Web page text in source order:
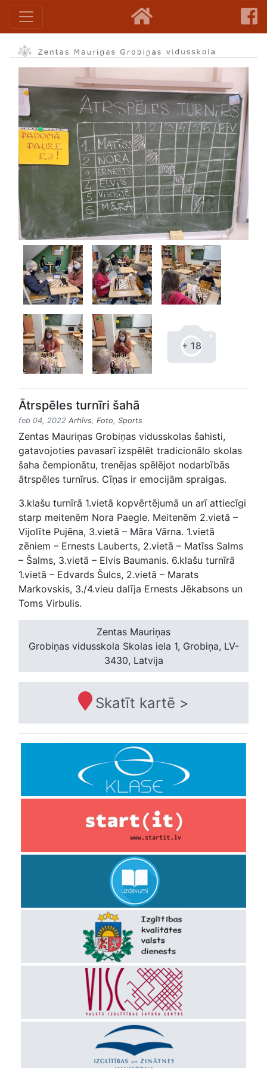
+ 18
Ātrspēles turnīri šahā
feb 04, 2022 Arhīvs, Foto, Sports
Zentas Mauriņas Grobiņas vidusskolas šahisti,
gatavojoties pavasarī izspēlēt tradicionālo skolas
šaha čempionātu, trenējas spēlējot nodarbībās
ātrspēles turnīrus. Cīņas ir emocijām spraigas.
3.klašu turnīrā 1.vietā kopvērtējumā un arī attiecīgi
starp meitenēm Nora Paegle. Meitenēm 2.vietā –
Vijolīte Pujēna, 3.vietā – Māra Vārna. 1.vietā
zēniem – Ernests Lauberts, 2.vietā – Matīss Salms
– Šalms, 3.vietā – Elvis Baumanis. 6.klašu turnīrā
1.vietā – Edvards Šulcs, 2.vietā – Marats
Markovskis, 3./4.vieu dalīja Ernests Jēkabsons un
Toms Virbulis.
Zentas Mauriņas
Grobiņas vidusskola Skolas iela 1, Grobiņa, LV-
3430, Latvija
Skatīt kartē >